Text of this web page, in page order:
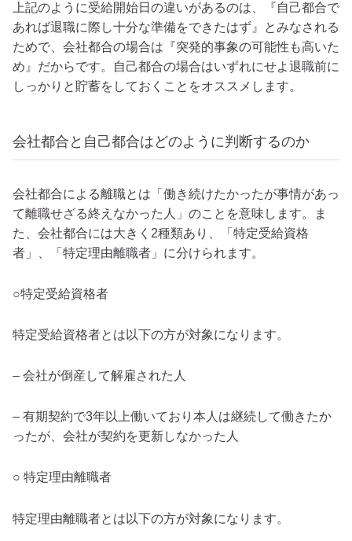
上記のように受給開始日の違いがあるのは、『自己都合で
あれば退職に際し十分な準備をできたはず』とみなされる
ためで、会社都合の場合は『突発的事象の可能性も高いた
め』だからです。自己都合の場合はいずれにせよ退職前に
しっかりと貯蓄をしておくことをオススメします。
会社都合と自己都合はどのように判断するのか
会社都合による離職とは「働き続けたかったが事情があっ
て離職せざる終えなかった人」のことを意味します。ま
た、会社都合には大きく2種類あり、「特定受給資格
者」、「特定理由離職者」に分けられます。
○特定受給資格者
特定受給資格者とは以下の方が対象になります。
– 会社が倒産して解雇された人
– 有期契約で3年以上働いており本人は継続して働きたか
ったが、会社が契約を更新しなかった人
○ 特定理由離職者
特定理由離職者とは以下の方が対象になります。